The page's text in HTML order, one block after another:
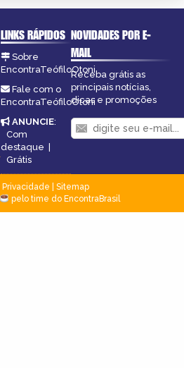
LINKS RÁPIDOS
Sobre
EncontraTeófiloOtoni
Fale com o
EncontraTeófiloOtoni
ANUNCIE:
Com
destaque |
Grátis
NOVIDADES POR E-
MAIL
Receba grátis as
principais notícias,
dicas e promoções
Privacidade
Sitemap
pelo time do EncontraBrasil